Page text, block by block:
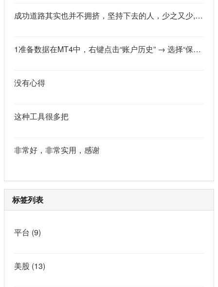
成功道路其实也并不拥挤，坚持下去的人，少之又少,说的真好
1准备数据在MT4中，右键点击“账户历史” → 选择“保存为详细户口结单” → 保存为一个HTML文件。用Excel打开这个HTML文件，或者打开它并复制全部内容，粘贴到一个空白Excel工作表中。2使用你的.xlsm文件打开你已经保存好的“MT4报表合并神器.xlsm”文件。将上一步中未处理的两行数据，复制并粘贴到这个.xlsm文件的第一个工作表中。3运行宏在Excel中，按快捷键 Alt + F8 打开“宏”对话框。选择名为 MergeMT4Statement_Ultimate 的宏，然后点击“执行”或“运行”。4完成宏运行后，你会发现原本错位成两行的数据，已经自动合并成一行了。
没有心得
这种工具很多把
非常好，非常实用，感谢
标签列表
平台 (9)
美股 (13)